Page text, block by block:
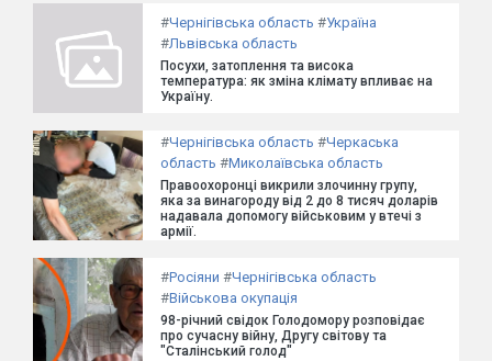
#Чернігівська область #Україна
#Львівська область
Посухи, затоплення та висока
температура: як зміна клімату впливає на
Україну.
#Чернігівська область #Черкаська
область #Миколаївська область
Правоохоронці викрили злочинну групу,
яка за винагороду від 2 до 8 тисяч доларів
надавала допомогу військовим у втечі з
армії.
#Росіяни #Чернігівська область
#Військова окупація
98-річний свідок Голодомору розповідає
про сучасну війну, Другу світову та
"Сталінський голод"